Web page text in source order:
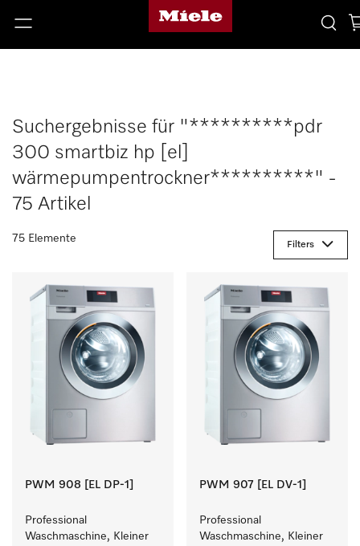
Suchergebnisse für "**********pdr
300 smartbiz hp [el]
wärmepumpentrockner**********" -
75 Artikel
75 Elemente
Filters
PWM 908 [EL DP-1]
Professional
Waschmaschine, Kleiner
PWM 907 [EL DV-1]
Professional
Waschmaschine, Kleiner